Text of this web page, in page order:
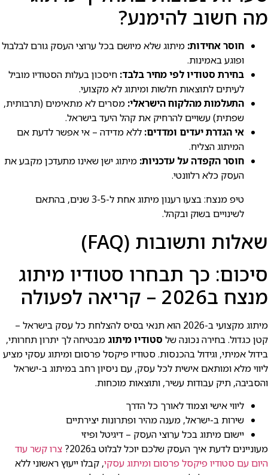
מה חשוב להימנע?
חוסר אחידות: מיתוג שלא מיושם בכל ערוצי העסק גורם לבלבול
ופוגע באמינות.
בחירת סטודיו לפי מחיר בלבד: חיסכון בעלות הסטודיו מוביל
לעיתים לתוצאות חלשות ומיתוג לא מקצועי.
התעלמות מהלקוח הישראלי: מסרים לא מתאימים (תרבותית,
שפתית) עשויים להרחיק את קהל היעד בישראל.
אי הגדרת יעדים ומדדים: ללא מדידה – אי אפשר לדעת אם
המיתוג הצליח.
חוסר הקפדה על עדכניות: מיתוג ישן שאינו מתעדכן מקבע את
העסק כלא רלוונטי.
טיפ מנצח: בצעו רענון מיתוג אחת ל-3-5 שנים, בהתאם
לשינויים בשוק ובקהל.
שאלות ותשובות (FAQ)
סיכום: כך תבחרו סטודיו מיתוג
מנצח ב2026 – קריאה לפעולה
מיתוג מקצועי ב-2026 הוא תנאי בסיס להצלחת כל עסק בישראל –
קטן כגדול. בחירה נכונה של סטודיו מיתוג מבטיחה לך יתרון תחרותי,
בידול אמיתי, וגידול בהכנסות. סטודיו פיקסל פרסום ומיתוג עסקי מציע
ליווי מלא ומותאם אישית לכל עסק, עם ניסיון רחב במיתוג ב-ישראל
והסביבה, תיק עבודות עשיר, ותוצאות מוכחות.
ליווי אישי וצמוד לאורך כל הדרך
שירות ב-ישראל, מענה מהיר ופתרונות יצירתיים
יישום מיתוג בכל ערוצי העסק – דיגיטל ופיזי
מעוניינים לדעת איך העסק שלכם יוכל לבלוט ב2026?
צרו קשר עוד
היום עם סטודיו פיקסל פרסום ומיתוג עסקי, קבלו ייעוץ ראשוני ללא